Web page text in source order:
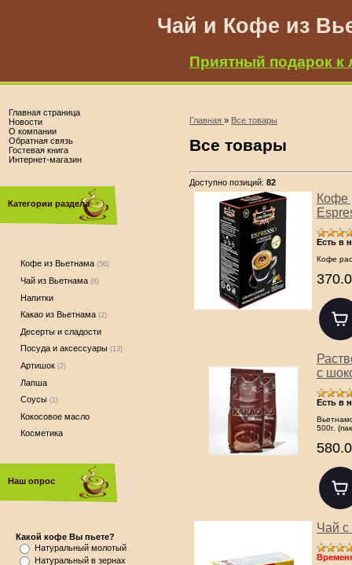
Чай и Кофе из
Приятный подарок к
Главная страница
Новости
О компании
Обратная связь
Гостевая книга
Интернет-магазин
Категории раздела
Кофе из Вьетнама (56)
Чай из Вьетнама (8)
Напитки
Какао из Вьетнама (2)
Десерты и сладости
Посуда и аксессуары (13)
Артишок (2)
Лапша
Соусы (1)
Кокосовое масло
Косметика
Наш опрос
Какой кофе Вы пьете?
Натуральный молотый
Натуральный в зернах
Главная » Все товары
Все товары
Доступно позиций: 82
Кофе
Есть в
Кофе
с
Есть в
500г.
Чай с